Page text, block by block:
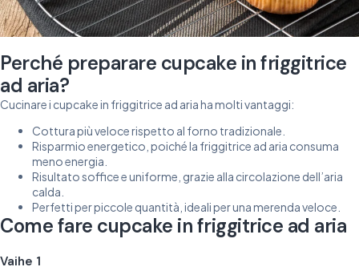
Perché preparare cupcake in friggitrice
ad aria?
Cucinare i cupcake in friggitrice ad aria ha molti vantaggi:
Cottura più veloce rispetto al forno tradizionale.
Risparmio energetico, poiché la friggitrice ad aria consuma
meno energia.
Risultato soffice e uniforme, grazie alla circolazione dell’aria
calda.
Perfetti per piccole quantità, ideali per una merenda veloce.
Come fare cupcake in friggitrice ad aria
Vaihe 1